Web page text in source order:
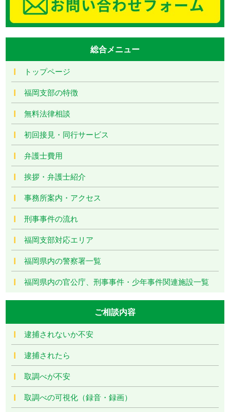
総合メニュー
トップページ
福岡支部の特徴
無料法律相談
初回接見・同行サービス
弁護士費用
挨拶・弁護士紹介
事務所案内・アクセス
刑事事件の流れ
福岡支部対応エリア
福岡県内の警察署一覧
福岡県内の官公庁、刑事事件・少年事件関連施設一覧
ご相談内容
逮捕されないか不安
逮捕されたら
取調べが不安
取調べの可視化（録音・録画）